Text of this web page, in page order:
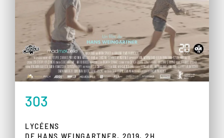
303
LYCÉENS
DE HANS WEINGARTNER, 2019, 2H